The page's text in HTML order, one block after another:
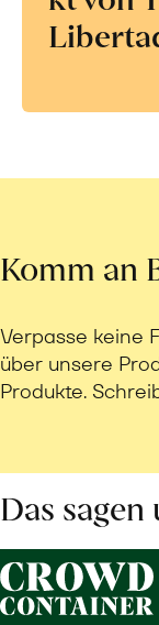
Komm an
Verpasse keine
über unsere
Produkte.
Das